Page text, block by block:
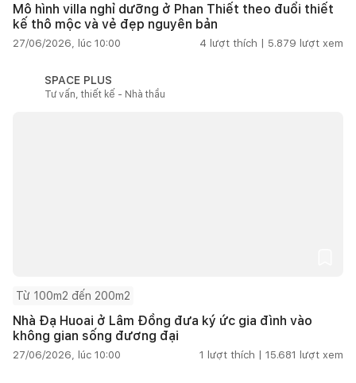
Mô hình villa nghỉ dưỡng ở Phan Thiết theo đuổi thiết
kế thô mộc và vẻ đẹp nguyên bản
27/06/2026, lúc 10:00 4 lượt thích | 5.879 lượt xem
SPACE PLUS
Tư vấn, thiết kế - Nhà thầu
Từ 100m2 đến 200m2
Nhà Đạ Huoai ở Lâm Đồng đưa ký ức gia đình vào
không gian sống đương đại
27/06/2026, lúc 10:00 1 lượt thích | 15.681 lượt xem